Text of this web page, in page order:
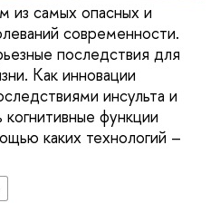
из самых опасных и
современности.
последствия для
Как инновации
инсульта и
функции
каких технологий –